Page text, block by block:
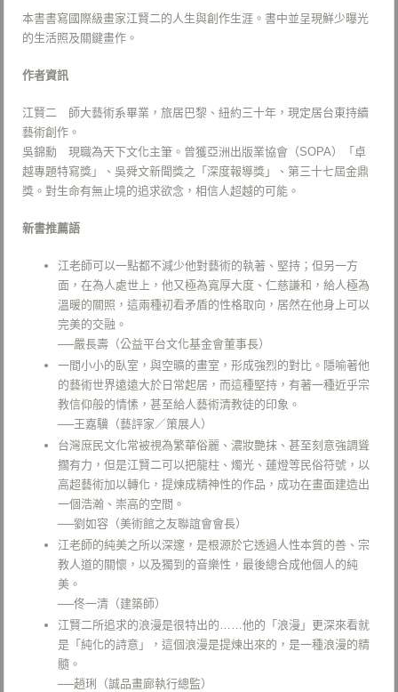
本書書寫國際級畫家江賢二的人生與創作生涯。書中並呈現鮮少曝光
的生活照及關鍵畫作。
作者資訊
江賢二 師大藝術系畢業，旅居巴黎、紐約三十年，現定居台東持續
藝術創作。
吳錦勳 現職為天下文化主筆。曾獲亞洲出版業協會（SOPA）「卓
越專題特寫獎」、吳舜文新聞獎之「深度報導獎」、第三十七屆金鼎
獎。對生命有無止境的追求欲念，相信人超越的可能。
新書推薦語
江老師可以一點都不減少他對藝術的執著、堅持；但另一方
面，在為人處世上，他又極為寬厚大度、仁慈謙和，給人極為
溫暖的關照，這兩種初看矛盾的性格取向，居然在他身上可以
完美的交融。
──嚴長壽（公益平台文化基金會董事長）
一間小小的臥室，與空曠的畫室，形成強烈的對比。隱喻著他
的藝術世界遠遠大於日常起居，而這種堅持，有著一種近乎宗
教信仰般的情愫，甚至給人藝術清教徒的印象。
──王嘉驥（藝評家／策展人）
台灣庶民文化常被視為繁華俗麗、濃妝艷抹、甚至刻意強調聳
擱有力，但是江賢二可以把龍柱、燭光、蓮燈等民俗符號，以
高超藝術加以轉化，提煉成精神性的作品，成功在畫面建造出
一個浩瀚、崇高的空間。
──劉如容（美術館之友聯誼會會長）
江老師的純美之所以深邃，是根源於它透過人性本質的善、宗
教人道的關懷，以及獨到的音樂性，最後總合成他個人的純
美。
──佟一清（建築師）
江賢二所追求的浪漫是很特出的……他的「浪漫」更深來看就
是「純化的詩意」，這個浪漫是提煉出來的，是一種浪漫的精
髓。
──趙琍（誠品畫廊執行總監）